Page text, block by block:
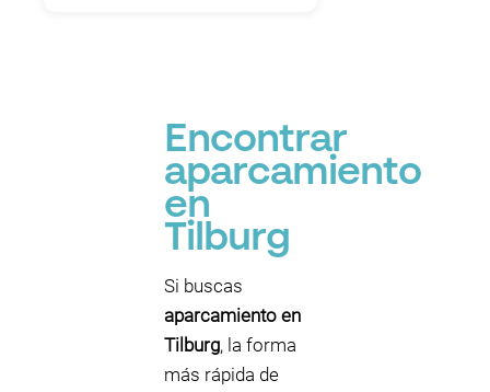
Encontrar
aparcamiento
en
Tilburg
Si buscas
aparcamiento en
Tilburg, la forma
más rápida de